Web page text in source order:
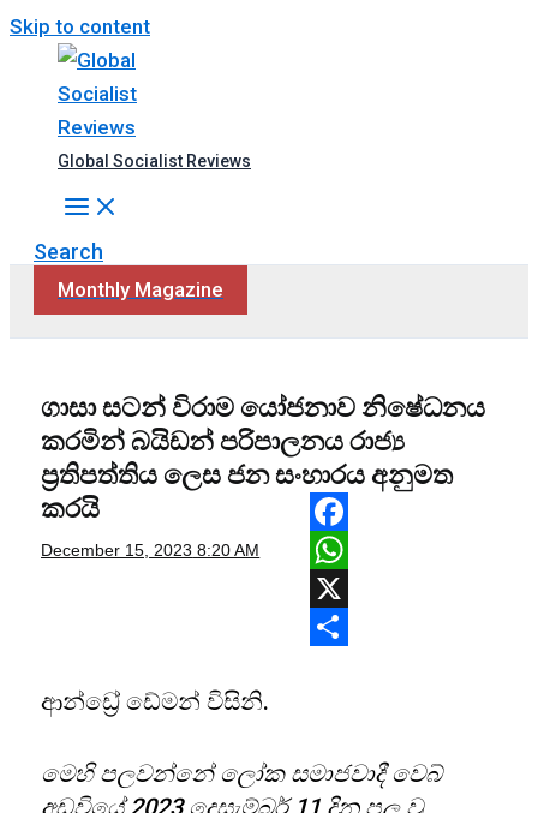
Skip to content
Global Socialist Reviews
Search
Monthly Magazine
ගාසා සටන් විරාම යෝජනාව නිෂේධනය
කරමින් බයිඩන් පරිපාලනය රාජ්‍ය
ප්‍රතිපත්තිය ලෙස ජන සංහාරය අනුමත
කරයි
December 15, 2023 8:20 AM
Facebook
WhatsApp
X
ආන්ඩ්‍රේ ඩේමන් විසිනි.
මෙහි පලවන්නේ ලෝක සමාජවාදී වෙබ්
අඩවියේ 2023 දෙසැම්බර් 11 දින පල වූ